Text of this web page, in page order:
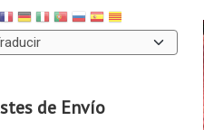
de Envío